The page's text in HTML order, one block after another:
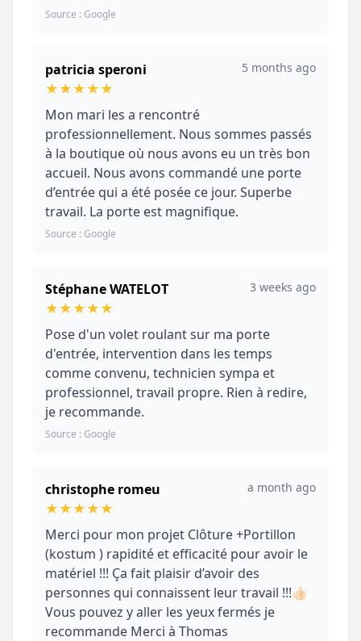
Source : Google
patricia speroni
★★★★★
5 months ago
Mon mari les a rencontré
professionnellement. Nous sommes passés
à la boutique où nous avons eu un très bon
accueil. Nous avons commandé une porte
d’entrée qui a été posée ce jour. Superbe
travail. La porte est magnifique.
Source : Google
Stéphane WATELOT
★★★★★
3 weeks ago
Pose d'un volet roulant sur ma porte
d'entrée, intervention dans les temps
comme convenu, technicien sympa et
professionnel, travail propre. Rien à redire,
je recommande.
Source : Google
christophe romeu
★★★★★
a month ago
Merci pour mon projet Clôture +Portillon
(kostum ) rapidité et efficacité pour avoir le
matériel !!! Ça fait plaisir d’avoir des
personnes qui connaissent leur travail !!!👍🏻
Vous pouvez y aller les yeux fermés je
recommande Merci à Thomas